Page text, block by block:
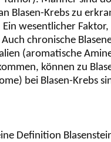
Blasen-Krebs zu
wesentlicher Faktor,
chronische
(aromatische
können zu
bei Blasen-Krebs
Definition